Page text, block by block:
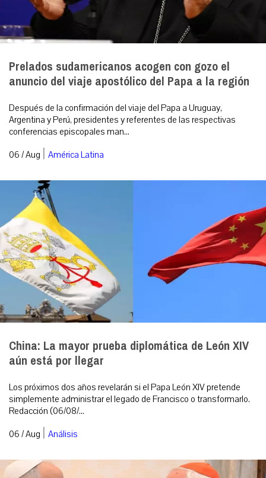
Prelados sudamericanos acogen con gozo el
anuncio del viaje apostólico del Papa a la región
Después de la confirmación del viaje del Papa a Uruguay,
Argentina y Perú, presidentes y referentes de las respectivas
conferencias episcopales man...
06 / Aug | América Latina
China: La mayor prueba diplomática de León XIV
aún está por llegar
Los próximos dos años revelarán si el Papa León XIV pretende
simplemente administrar el legado de Francisco o transformarlo.
Redacción (06/08/...
06 / Aug | Análisis